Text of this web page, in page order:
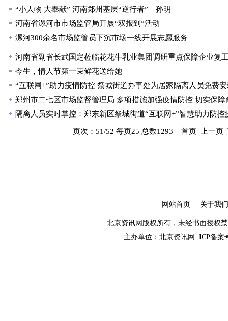
“小人物 大奉献” 河南郑州基层“逆行者”—孙明
河南省漯河市市场监管局开展“双报到”活动
漯河300余名市场监管员下沉市场一线开展志愿服务
河南省副省长武国定莅临花花牛乳业集团调研重点保障企业复
今生，情人节第一束鲜花送给她
“互联网+”助力疫情防控 祭城街道办事处为居家隔离人员免费
郑州市二七区市场监督管理局 多项措施加强疫情防控 切实保
隔离人员实时掌控：郑东新区祭城街道“互联网+”智慧助力防控
页次：51/52 每页25 总数1293 首页 上一页
网站首页 关于我们
北京资讯网版权所有，未经书面授权
主办单位： 北京资讯网 ICP备案